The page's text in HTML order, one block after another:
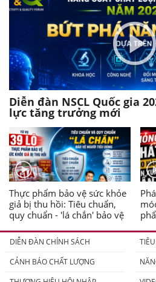
Diễn đàn NSCL Quốc gia
lực tăng trưởng mới
Thực phẩm bảo vệ sức khỏe
giả bị thu hồi: Tiêu chuẩn,
quy chuẩn - 'lá chắn' bảo vệ
DIỄN ĐÀN CHÍNH SÁCH
CẢNH BÁO CHẤT LƯỢNG